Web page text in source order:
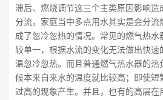
滞后、燃烧调节这三个主类原因影响造
分流，家庭当中多点用水其实是会分
成了忽冷忽热的情况。常见的燃气热水
较单一，根据水流的变化无法做出快速
温忽冷忽热。而且普通燃气热水器的热
候本来自来水的温度就比较高；即使短
过高的现象产生。并且，也有的高层在